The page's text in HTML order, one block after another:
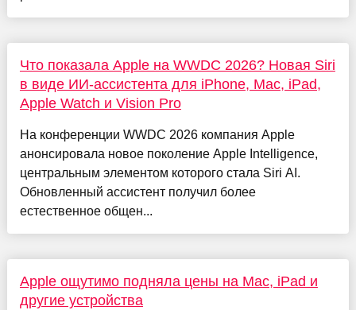
Что показала Apple на WWDC 2026? Новая Siri
в виде ИИ-ассистента для iPhone, Mac, iPad,
Apple Watch и Vision Pro
На конференции WWDC 2026 компания Apple
анонсировала новое поколение Apple Intelligence,
центральным элементом которого стала Siri AI.
Обновленный ассистент получил более
естественное общен...
Apple ощутимо подняла цены на Mac, iPad и
другие устройства